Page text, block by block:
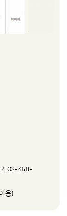
02-458-
용)